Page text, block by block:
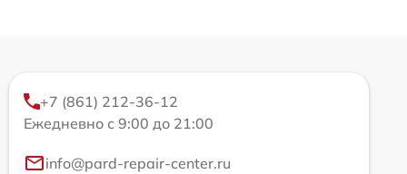
+7 (861) 212-36-12
Ежедневно с 9:00 до 21:00
info@pard-repair-center.ru